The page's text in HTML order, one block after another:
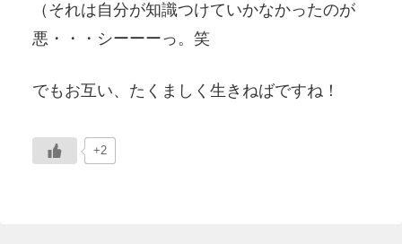
（それは自分が知識つけていかなかったのが
悪・・・シーーーっ。笑
でもお互い、たくましく生きねばですね！
+2